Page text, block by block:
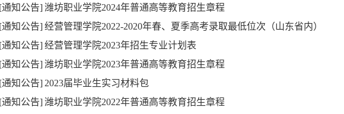
[通知公告]潍坊职业学院2024年普通高等教育招生章程
[通知公告]经营管理学院2022-2020年春、夏季高考录取最低位次（山东省内）
[通知公告]经营管理学院2023年招生专业计划表
[通知公告]潍坊职业学院2023年普通高等教育招生章程
[通知公告] 2023届毕业生实习材料包
[通知公告]潍坊职业学院2022年普通高等教育招生章程